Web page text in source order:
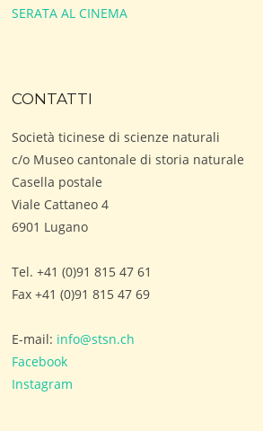
SERATA AL CINEMA
CONTATTI
Società ticinese di scienze naturali
c/o Museo cantonale di storia naturale
Casella postale
Viale Cattaneo 4
6901 Lugano
Tel. +41 (0)91 815 47 61
Fax +41 (0)91 815 47 69
E-mail: info@stsn.ch
Facebook
Instagram